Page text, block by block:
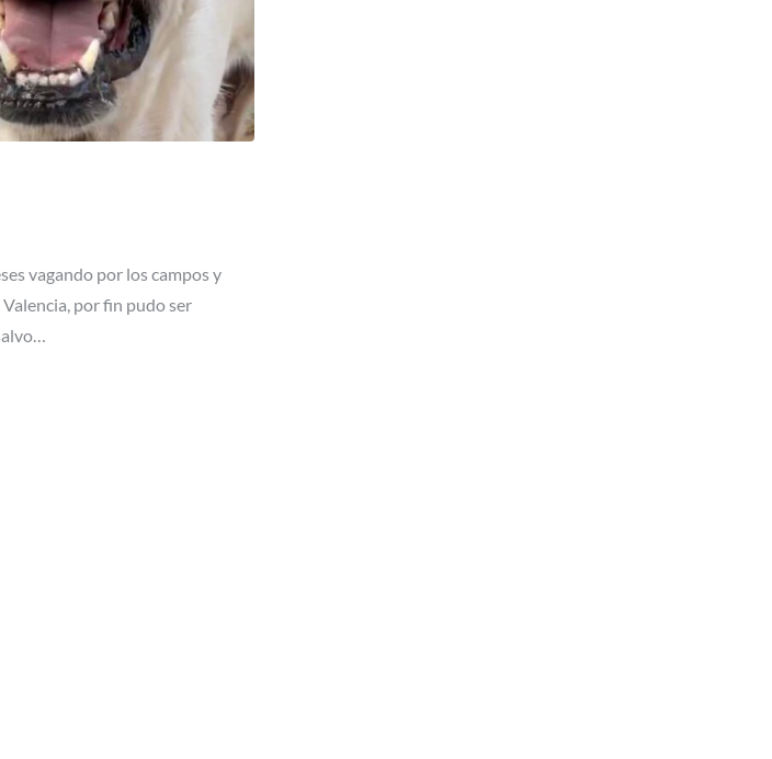
vagando por los campos y
por fin pudo ser